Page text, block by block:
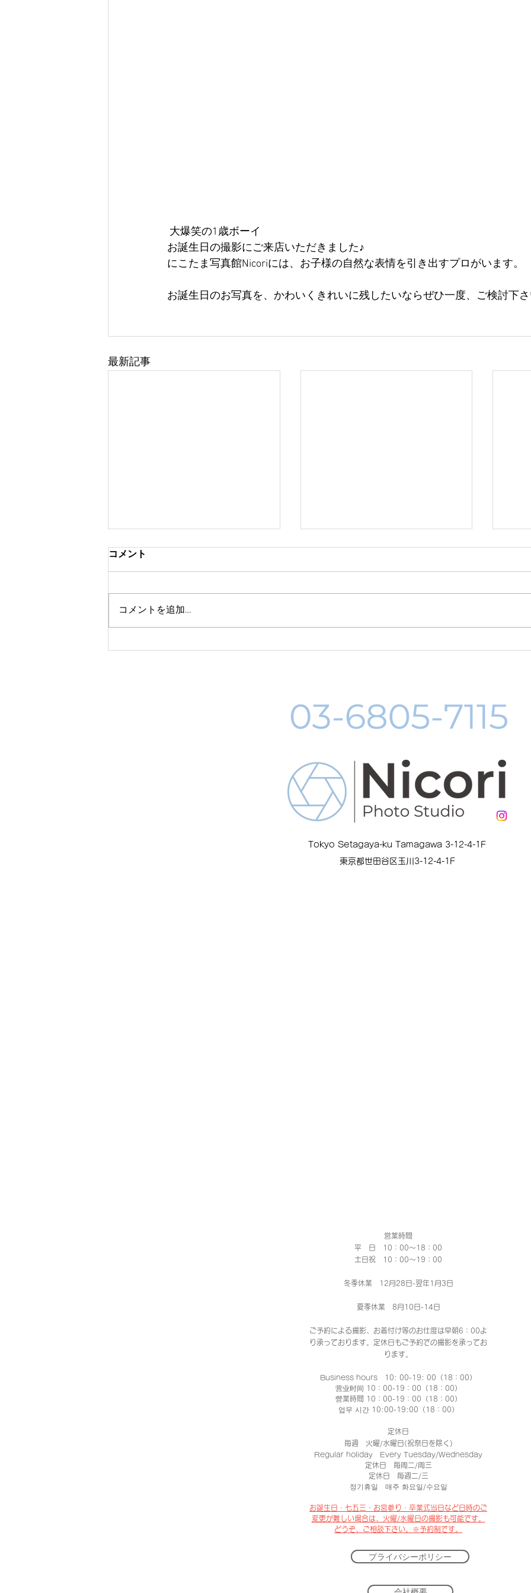
大爆笑の1歳ボーイ
お誕生日の撮影にご来店いただきました♪
にこたま写真館Nicoriには、お子様の自然な表情を引き出すプロがいます。
お誕生日のお写真を、かわいくきれいに残したいならぜひ一度、ご検討下さ
最新記事
9月のイベント！ワンコイン
8月19日-23日 世界写真の日
８
コメント
コメントを追加…
Tokyo Setagaya-ku Tamagawa 3-12-4-1F
東京都世田谷区玉川3-12-4-1F
営業時間
平 日 10：00～18：00​
土日祝 10：00～19：00
冬季休業 12月28日-翌年1月3日
夏季休業 8月10日-14日
ご予約による撮影、お着付け等のお仕度は早朝6：00よ
り承っております。定休日もご予約での撮影を承ってお
ります。
Business hours 10: 00-19: 00（18：00）
营业时间 10：00-19：00（18：00）
營業時間 10：00-19：00（18：00）
업무 시간 10:00-19:00（18：00）
定休日
毎週 火曜/水曜日(祝祭日を除く)
Regular holiday Every Tuesday/Wednesday
定休日 每周二/周三
定休日 每週二/三
정기휴일 매주 화요일/수요일
​お誕生日・七五三・お宮参り・卒業式当日など日時のご
変更が難しい場合は、
火曜/水曜日の撮影も可能です。
​どうぞ、 ご相談下さい。※予約制です。
プライバシーポリシー